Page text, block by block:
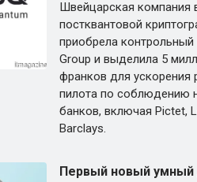
Швейцарская компания
постквантовой
приобрела контрольный
Group и выделила 5
франков для
пилота по соблюдению
банков, включая Pictet,
Barclays.
Первый новый умный